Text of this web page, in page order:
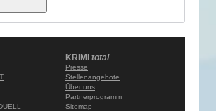
KRIMI total
Presse
Stellenangebote
Über uns
Partnerprogramm
Sitemap